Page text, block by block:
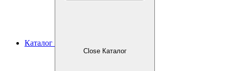
Каталог
Close Каталог